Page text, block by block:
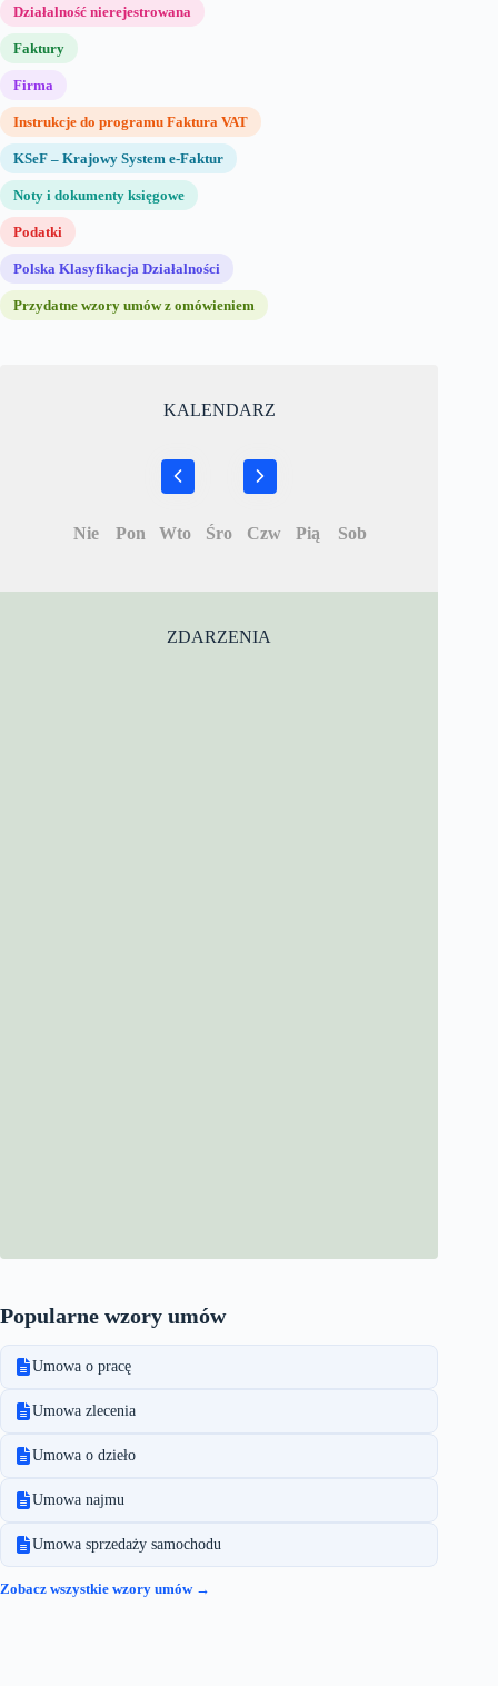
Działalność nierejestrowana
Faktury
Firma
Instrukcje do programu Faktura VAT
KSeF – Krajowy System e-Faktur
Noty i dokumenty księgowe
Podatki
Polska Klasyfikacja Działalności
Przydatne wzory umów z omówieniem
KALENDARZ
Nie Pon Wto Śro Czw Pią Sob
ZDARZENIA
Popularne wzory umów
Umowa o pracę
Umowa zlecenia
Umowa o dzieło
Umowa najmu
Umowa sprzedaży samochodu
Zobacz wszystkie wzory umów →